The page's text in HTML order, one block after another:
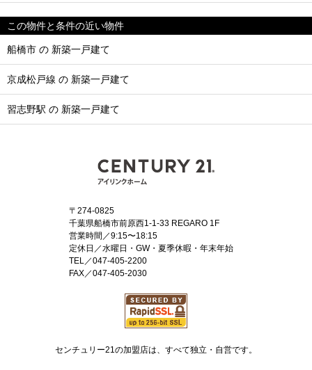
この物件と条件の近い物件
船橋市 の 新築一戸建て
京成松戸線 の 新築一戸建て
習志野駅 の 新築一戸建て
〒274-0825
千葉県船橋市前原西1-1-33 REGARO 1F
営業時間／9:15〜18:15
定休日／水曜日・GW・夏季休暇・年末年始
TEL／047-405-2200
FAX／047-405-2030
センチュリー21の加盟店は、すべて独立・自営です。